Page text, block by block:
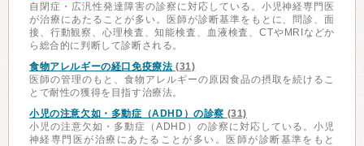
自閉症・広汎性発達障害の診察に対応している。小児神経専門医
が治療にあたることが多い。医師が診断基準をもとに、問診、面
接、行動観察、心理検査、知能検査、血液検査、CTやMRIなどか
ら総合的に判断して診断される。
食物アレルギーの経口免疫療法 (31)
医師の管理のもと、食物アレルギーの原因食品の摂取を続けるこ
とで耐性の獲得を目指す治療法。
小児の注意欠如・多動症（ADHD）の診察 (31)
小児の注意欠如・多動症（ADHD）の診察に対応している。小児
神経専門医が治療にあたることが多い。医師が診断基準をもと